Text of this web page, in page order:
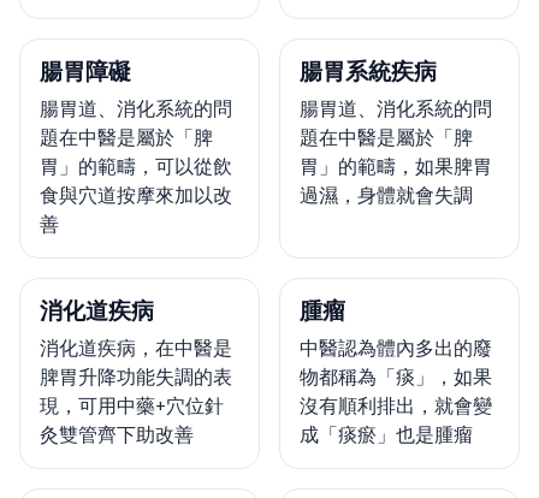
腸胃障礙
腸胃道、消化系統的問
題在中醫是屬於「脾
胃」的範疇，可以從飲
食與穴道按摩來加以改
善
腸胃系統疾病
腸胃道、消化系統的問
題在中醫是屬於「脾
胃」的範疇，如果脾胃
過濕，身體就會失調
消化道疾病
消化道疾病，在中醫是
脾胃升降功能失調的表
現，可用中藥+穴位針
灸雙管齊下助改善
腫瘤
中醫認為體內多出的廢
物都稱為「痰」，如果
沒有順利排出，就會變
成「痰瘀」也是腫瘤